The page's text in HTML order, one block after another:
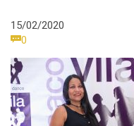
15/02/2020
0